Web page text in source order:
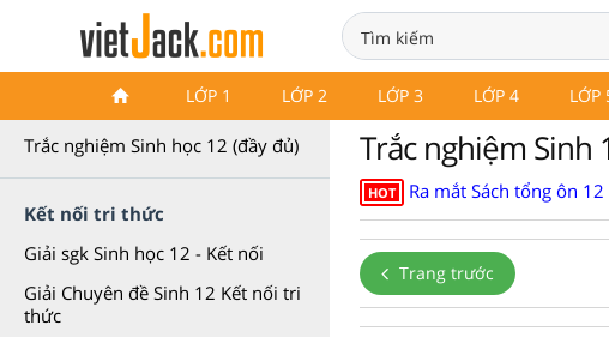
LỚP 1 LỚP 2 LỚP 3 LỚP 4 LỚP
Câu hỏi trắc nghiệm Sinh học
Trắc nghiệm Sinh học 12 (đầy đủ)
Kết nối tri thức
Giải sgk Sinh học 12 - Kết nối
Giải Chuyên đề Sinh 12 Kết nối tri
thức
Trắc nghiệm Sinh
HOT Ra mắt Sách tổng ôn
Trang trước